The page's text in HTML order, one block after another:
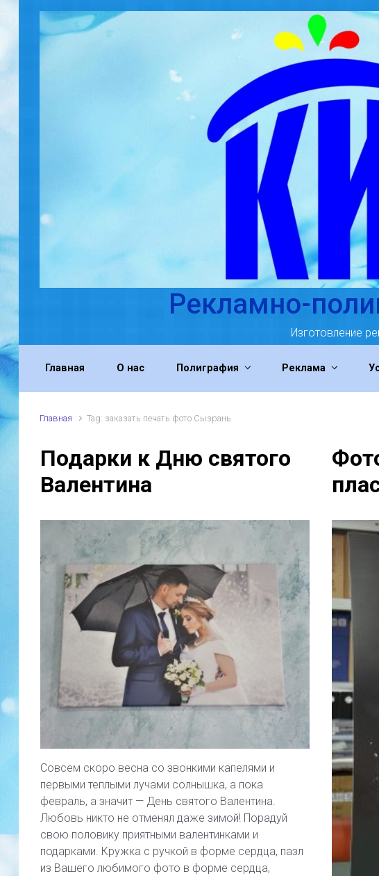
Skip to main content
Рекламно-
Изготовление
Главная О нас Полиграфия Реклама
Главная Tag: заказать печать фото Сызрань
Подарки к Дню святого
Валентина
Совсем скоро весна со звонкими капелями и
первыми теплыми лучами солнышка, а пока
февраль, а значит — День святого Валентина.
Любовь никто не отменял даже зимой! Порадуй
свою половику приятными валентинками и
подарками. Кружка с ручкой в форме сердца, пазл
из Вашего любимого фото в форме сердца,